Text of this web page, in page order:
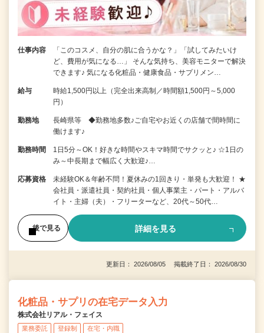
仕事内容
「このコスメ、自分の肌に合うかな？」「試してみたいけ
ど、費用が気になる…」 そんな気持ち、美容モニターで解決
できます♪ 気になる化粧品・健康食品・サプリメン…
給与
時給1,500円以上（完全出来高制／時間額1,500円～5,000
円）
勤務地
長崎県等 ◆勤務地多数♪ご自宅やお近くの店舗で間時間に
働けます♪
勤務時間
1日5分～OK！好きな時間やスキマ時間でサクッと♪ ☆1日の
み～中長期まで幅広く大歓迎♪…
応募資格
未経験OK＆年齢不問！夏休みの1回きり・単発も大歓迎！ ★
会社員・派遣社員・契約社員・個人事業主・パート・アルバ
イト・主婦（夫）・フリーターなど、20代～50代…
後で見る 詳細を見る
更新日： 2026/08/05 掲載終了日： 2026/08/30
化粧品・サプリの在宅データ入力
株式会社リアル・フェイス
業務委託 登録制 在宅・内職